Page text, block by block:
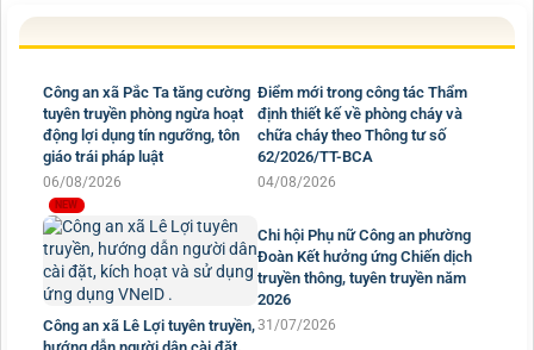
Công an xã Pắc Ta tăng cường
tuyên truyền phòng ngừa hoạt
động lợi dụng tín ngưỡng, tôn
giáo trái pháp luật
06/08/2026
định thiết kế về phòng cháy và
chữa cháy theo Thông tư số
62/2026/TT-BCA
04/08/2026